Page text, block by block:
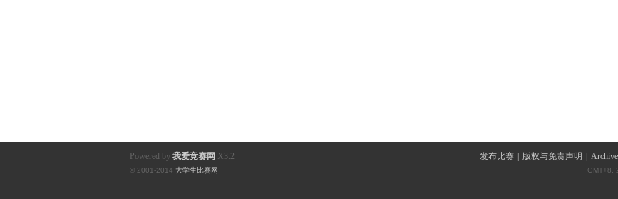
发布比赛 版权与免责声明
GMT+8,
Powered by 我爱竞赛网 X3.2
© 2001-2014 大学生比赛网